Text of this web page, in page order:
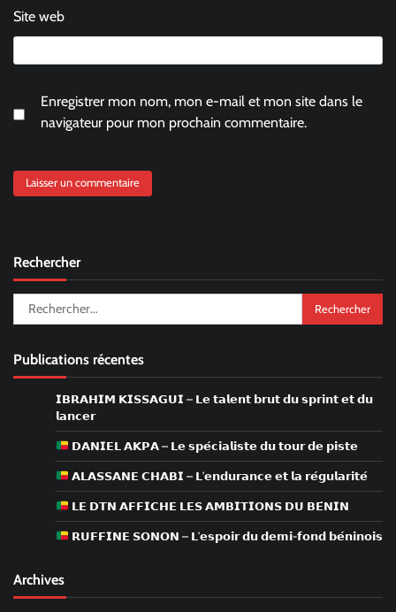
Site web
Enregistrer mon nom, mon e-mail et mon site dans le
navigateur pour mon prochain commentaire.
Rechercher
Rechercher :
Publications récentes
𝗜𝗕𝗥𝗔𝗛𝗜𝗠 𝗞𝗜𝗦𝗦𝗔𝗚𝗨𝗜 – 𝗟𝗲 𝘁𝗮𝗹𝗲𝗻𝘁 𝗯𝗿𝘂𝘁 𝗱𝘂 𝘀𝗽𝗿𝗶𝗻𝘁 𝗲𝘁 𝗱𝘂
𝗹𝗮𝗻𝗰𝗲𝗿
𝗗𝗔𝗡𝗜𝗘𝗟 𝗔𝗞𝗣𝗔 – 𝗟𝗲 𝘀𝗽𝗲́𝗰𝗶𝗮𝗹𝗶𝘀𝘁𝗲 𝗱𝘂 𝘁𝗼𝘂𝗿 𝗱𝗲 𝗽𝗶𝘀𝘁𝗲
𝗔𝗟𝗔𝗦𝗦𝗔𝗡𝗘 𝗖𝗛𝗔𝗕𝗜 – 𝗟’𝗲𝗻𝗱𝘂𝗿𝗮𝗻𝗰𝗲 𝗲𝘁 𝗹𝗮 𝗿𝗲́𝗴𝘂𝗹𝗮𝗿𝗶𝘁𝗲́
𝗟𝗘 𝗗𝗧𝗡 𝗔𝗙𝗙𝗜𝗖𝗛𝗘 𝗟𝗘𝗦 𝗔𝗠𝗕𝗜𝗧𝗜𝗢𝗡𝗦 𝗗𝗨 𝗕𝗘́𝗡𝗜𝗡
𝗥𝗨𝗙𝗙𝗜𝗡𝗘 𝗦𝗢𝗡𝗢𝗡 – 𝗟’𝗲𝘀𝗽𝗼𝗶𝗿 𝗱𝘂 𝗱𝗲𝗺𝗶-𝗳𝗼𝗻𝗱 𝗯𝗲́𝗻𝗶𝗻𝗼𝗶𝘀
Archives